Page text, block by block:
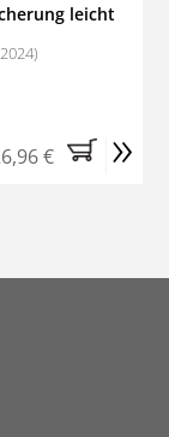
leicht
€ »